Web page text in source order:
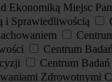
Ekonomiką Miejsc
i Sprawiedliwością
Centrum
Centrum
Zdrowotnymi